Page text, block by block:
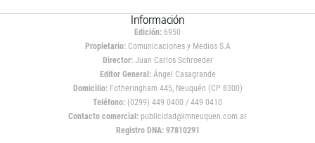
Información
Edición: 6950
Propietario:Comunicaciones y Medios S.A
Director: Juan Carlos Schroeder
Editor General:Ángel Casagrande
Domicilio:Fotheringham 445, Neuquén (CP 8300)
Teléfono: (0299) 449 0400 / 449 0410
Contacto comercial: publicidad@lmneuquen.com.ar
Registro DNA: 97810291